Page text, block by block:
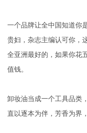
一个品牌让全中国知道你
贵妇，杂志主编认可你，
全亚洲最好的，如果你花
值钱。
卸妆油当成一个工具品类
直以逐本为伴，芳香为界